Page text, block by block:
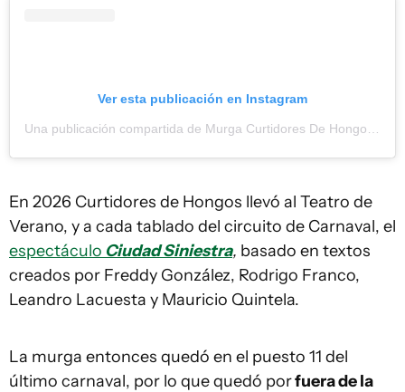
Ver esta publicación en Instagram
En 2026 Curtidores de Hongos llevó al Teatro de
Verano, y a cada tablado del circuito de Carnaval, el
espectáculo Ciudad Siniestra, basado en textos
creados por Freddy González, Rodrigo Franco,
Leandro Lacuesta y Mauricio Quintela.
La murga entonces quedó en el puesto 11 del
último carnaval, por lo que quedó porfuera de la